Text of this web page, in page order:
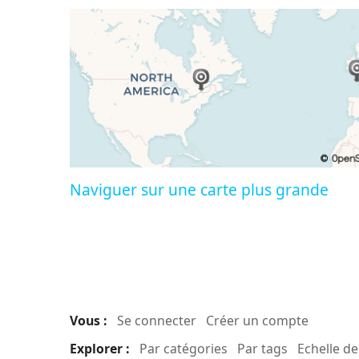
Naviguer sur une carte plus grande
Vous : Se connecter Créer un compte
Explorer :
Par catégories Par tags Echelle